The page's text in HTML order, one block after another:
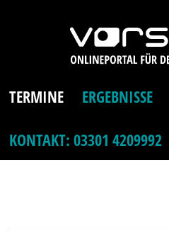
TERMINE ERGEBNISSE
KONTAKT: 03301 4209992